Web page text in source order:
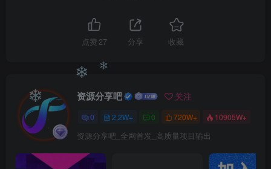
点赞27 分享 收藏
资源分享吧 关注
0 2.2W+ 0 720W+ 10905W+
资源分享吧_全网首发_高质量项目输出
❄
❄
❄